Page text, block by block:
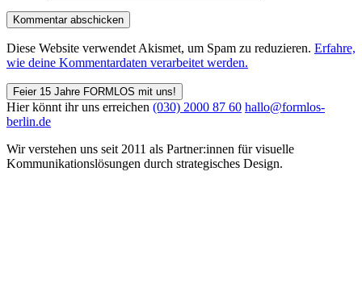
Diese Website verwendet Akismet, um Spam zu reduzieren. Erfahre,
wie deine Kommentardaten verarbeitet werden.
Feier 15 Jahre FORMLOS mit uns!
Hier könnt ihr uns erreichen (030) 2000 87 60 hallo@formlos-
berlin.de
Wir verstehen uns seit 2011 als Partner:innen für visuelle
Kommunikations­lösungen durch strategisches Design.